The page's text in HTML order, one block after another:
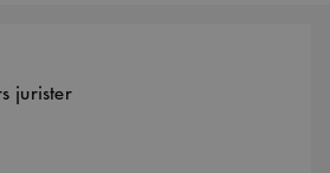
jurister